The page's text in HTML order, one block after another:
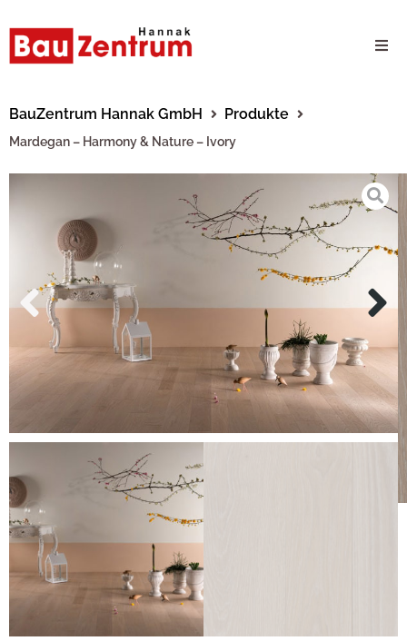
B2B Kundenportal
Unternehmen
24/7 Schauraum
Produkte
Karriere
Kundenservice
BauZentrum Hannak GmbH Produkte
Mardegan – Harmony & Nature – Ivory